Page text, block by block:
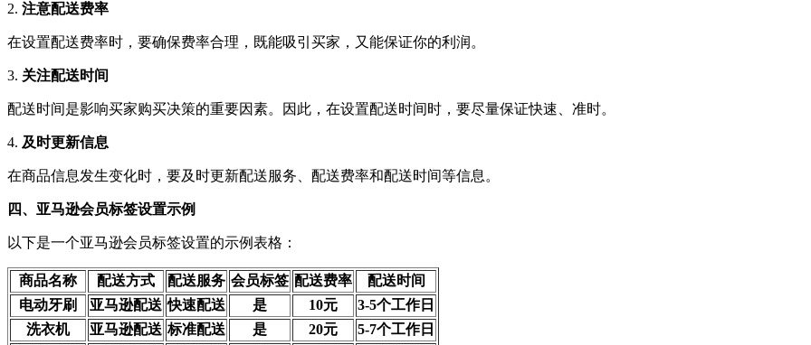
2. 注意配送费率
在设置配送费率时，要确保费率合理，既能吸引买家，又能保证你的利润。
3. 关注配送时间
配送时间是影响买家购买决策的重要因素。因此，在设置配送时间时，要尽量保证快速、准时。
4. 及时更新信息
在商品信息发生变化时，要及时更新配送服务、配送费率和配送时间等信息。
四、亚马逊会员标签设置示例
以下是一个亚马逊会员标签设置的示例表格：
商品名称 配送方式 配送服务 会员标签 配送费率
配送时间
电动牙刷
亚马逊配送 快速配送 是 10元
3-5个工作日
洗衣机
亚马逊配送 标准配送 是 20元
5-7个工作日